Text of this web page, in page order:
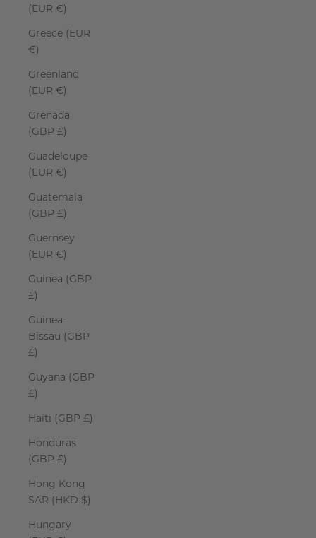
(EUR €)
Greece (EUR
€)
Greenland
(EUR €)
Grenada
(GBP £)
Guadeloupe
(EUR €)
Guatemala
(GBP £)
Guernsey
(EUR €)
Guinea (GBP
£)
Guinea-
Bissau (GBP
£)
Guyana (GBP
£)
Haiti (GBP £)
Honduras
(GBP £)
Hong Kong
SAR (HKD $)
Hungary